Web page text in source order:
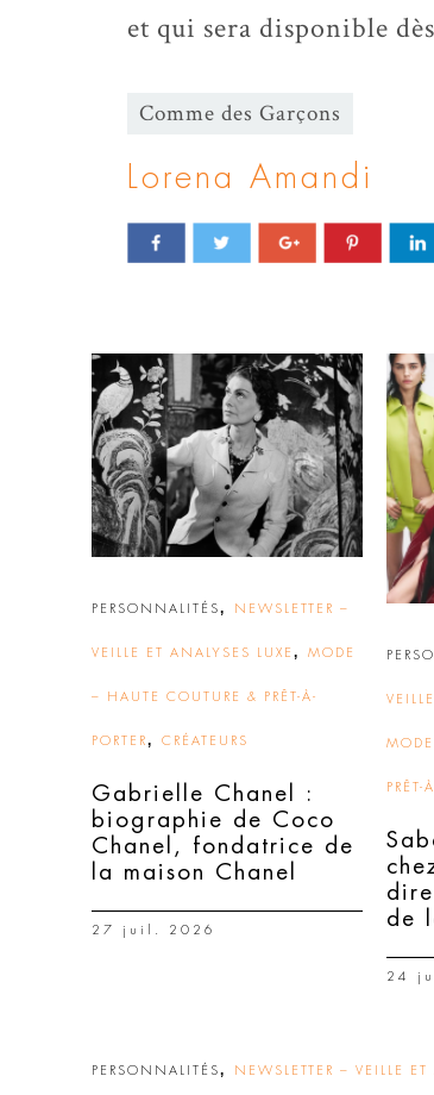
et qui sera disponible
Comme des Garçons
Lorena Amandi
PERSONNALITÉS, NEWSLETTER –
VEILLE ET ANALYSES LUXE , MODE
– HAUTE COUTURE & PRÊT-À-
PORTER, CRÉATEURS
Gabrielle Chanel :
biographie de Coco
Chanel, fondatrice de
la maison Chanel
27 juil. 2026
PRÊT-
de
24
PERSONNALITÉS, NEWSLETTER – VEILLE ET